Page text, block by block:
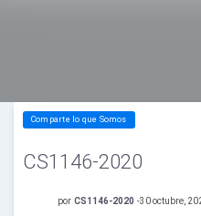
Comparte lo que Somos
CS1146-2020
por CS1146-2020 -30 octubre,